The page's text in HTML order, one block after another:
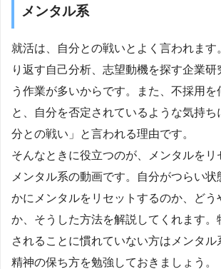
メンタル系
就活は、自分との戦いとよく言われます
り返す自己分析、志望動機を探す企業
う作業が多いからです。また、不採用を
と、自分を否定されているような気持ち
分との戦い」と言われる理由です。
そんなときに役立つのが、メンタルをリ
メンタル系の動画です。自分がつらい
かにメンタルをリセットするのか、どう
か、そうした方法を解説してくれます。
されることに慣れていない方はメンタル
精神の保ち方を勉強しておきましょう。